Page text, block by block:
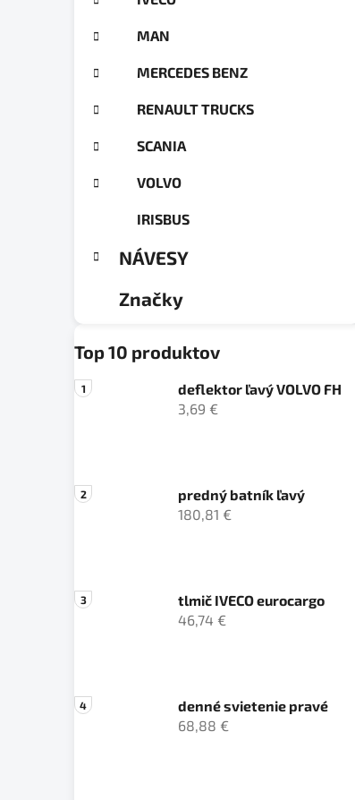
MAN
MERCEDES BENZ
RENAULT TRUCKS
SCANIA
VOLVO
IRISBUS
NÁVESY
Značky
Top 10 produktov
deflektor ľavý VOLVO FH
3,69 €
predný batník ľavý
180,81 €
tlmič IVECO eurocargo
46,74 €
denné svietenie pravé
68,88 €